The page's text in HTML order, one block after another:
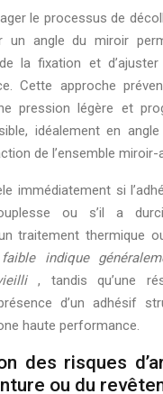
le processus de
angle du miroir
la fixation et
Cette approche
pression légère et
idéalement en
de l’ensemble
immédiatement si
ou s’il a
traitement thermique
indique
, tandis qu’une
d’un adhésif
haute performance.
des risques
ou du